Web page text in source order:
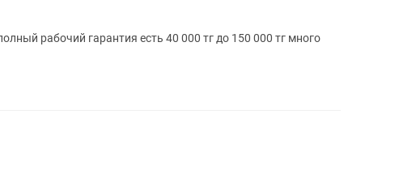
рабочий гарантия есть 40 000 тг до 150 000 тг много